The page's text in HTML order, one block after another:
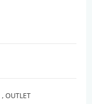
, OUTLET